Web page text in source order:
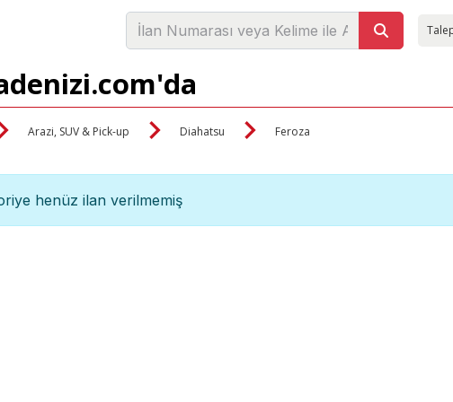
Arazi, SUV & Pick-up Diahatsu Feroza
henüz ilan verilmemiş